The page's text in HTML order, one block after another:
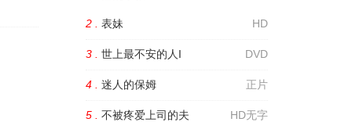
HD
2 . 表妹
DVD
3 . 世上最不安的人I
正片
4 . 迷人的保姆
HD无字
5 . 不被疼爱上司的夫